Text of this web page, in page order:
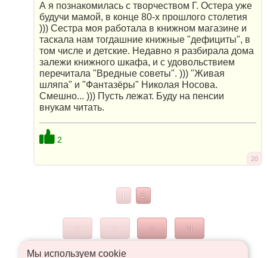
А я познакомилась с творчеством Г. Остера уже
будучи мамой, в конце 80-х прошлого столетия
))) Сестра моя работала в книжном магазине и
таскала нам тогдашние книжные "дефициты", в
том числе и детские. Недавно я разбирала дома
залежи книжного шкафа, и с удовольствием
перечитала "Вредные советы". ))) "Живая
шляпа" и "Фантазёры" Николая Носова.
Смешно... ))) Пусть лежат. Буду на пенсии
внукам читать.
2
20
1 2
|< < > >|
Мы используем сookie